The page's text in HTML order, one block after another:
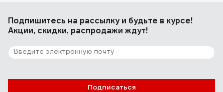
Подпишитесь на рассылкуи будьте в курсе!
Акции, скидки, распродажи ждут!
Подписаться